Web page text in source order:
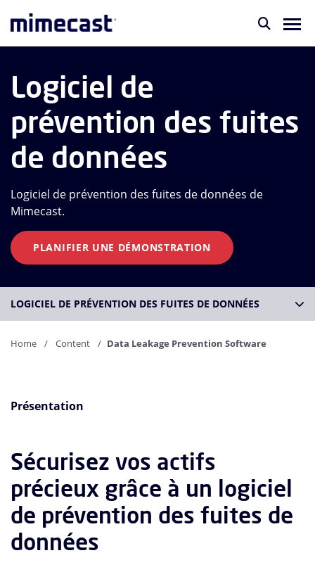
Logiciel de
prévention des fuites
de données
Logiciel de prévention des fuites de données de
Mimecast.
PLANIFIER UNE DÉMONSTRATION
LOGICIEL DE PRÉVENTION DES FUITES DE DONNÉES
Home Content Data Leakage Prevention Software
Présentation
Sécurisez vos actifs
précieux grâce à un logiciel
de prévention des fuites de
données